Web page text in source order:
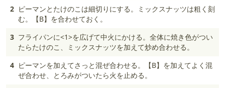
2 ピーマンとたけのこは細切りにする。ミックスナッツは粗く刻
む。【B】を合わせておく。
3 フライパンに<1>を広げて中火にかける。全体に焼き色がつい
たらたけのこ、ミックスナッツを加えて炒め合わせる。
4 ピーマンを加えてさっと混ぜ合わせる。【B】を加えてよく混
ぜ合わせ、とろみがついたら火を止める。